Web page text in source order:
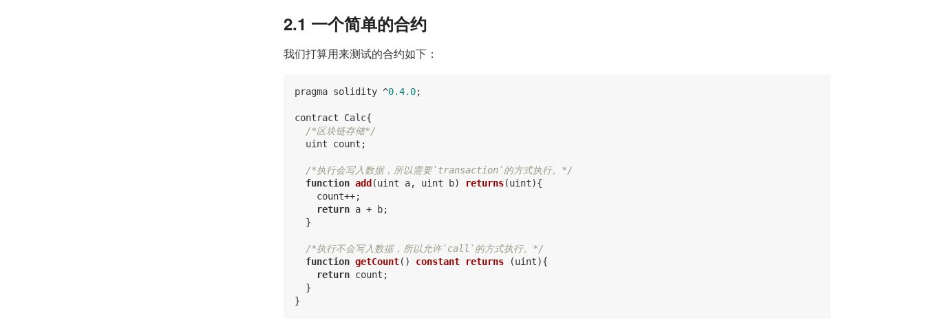
2.1 一个简单的合约
我们打算用来测试的合约如下：
pragma solidity ^0.4.0;
contract Calc{
/*区块链存储*/
  uint count;
/*执行会写入数据，所以需要`transaction`的方式执行。*/
function add(uint a, uint b) returns(uint){
    count++;
return a + b;
  }
/*执行不会写入数据，所以允许`call`的方式执行。*/
function getCount() constant returns (uint){
return count;
  }